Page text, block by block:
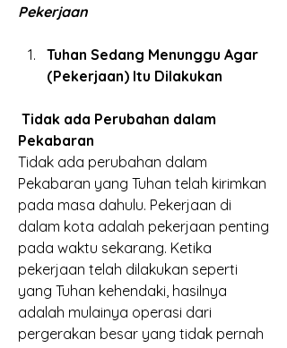
Pekerjaan
Tuhan Sedang Menunggu Agar
(Pekerjaan) Itu Dilakukan
Pekabaran
Tidak ada perubahan dalam
Pekabaran yang Tuhan telah kirimkan
pada masa dahulu. Pekerjaan di
dalam kota adalah pekerjaan penting
pada waktu sekarang. Ketika
pekerjaan telah dilakukan seperti
yang Tuhan kehendaki, hasilnya
adalah mulainya operasi dari
pergerakan besar yang tidak pernah